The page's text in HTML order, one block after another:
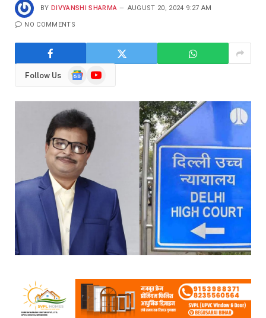
BY DIVYANSHI SHARMA AUGUST 20, 2024 9:27 AM
NO COMMENTS
Follow Us
GoogleYouTube